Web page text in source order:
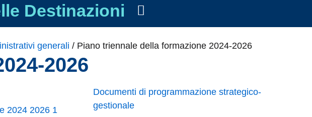
Destinazioni
generali / Piano triennale della formazione 2024-2026
2026
2024 2026 1
Documenti di programmazione strategico-
gestionale